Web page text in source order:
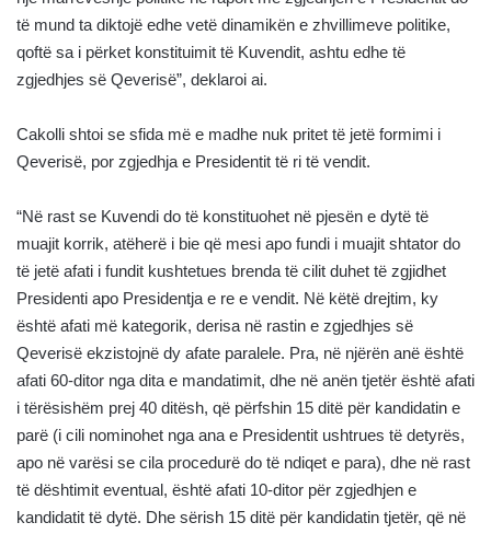
të mund ta diktojë edhe vetë dinamikën e zhvillimeve politike,
qoftë sa i përket konstituimit të Kuvendit, ashtu edhe të
zgjedhjes së Qeverisë”, deklaroi ai.
Cakolli shtoi se sfida më e madhe nuk pritet të jetë formimi i
Qeverisë, por zgjedhja e Presidentit të ri të vendit.
“Në rast se Kuvendi do të konstituohet në pjesën e dytë të
muajit korrik, atëherë i bie që mesi apo fundi i muajit shtator do
të jetë afati i fundit kushtetues brenda të cilit duhet të zgjidhet
Presidenti apo Presidentja e re e vendit. Në këtë drejtim, ky
është afati më kategorik, derisa në rastin e zgjedhjes së
Qeverisë ekzistojnë dy afate paralele. Pra, në njërën anë është
afati 60-ditor nga dita e mandatimit, dhe në anën tjetër është afati
i tërësishëm prej 40 ditësh, që përfshin 15 ditë për kandidatin e
parë (i cili nominohet nga ana e Presidentit ushtrues të detyrës,
apo në varësi se cila procedurë do të ndiqet e para), dhe në rast
të dështimit eventual, është afati 10-ditor për zgjedhjen e
kandidatit të dytë. Dhe sërish 15 ditë për kandidatin tjetër, që në